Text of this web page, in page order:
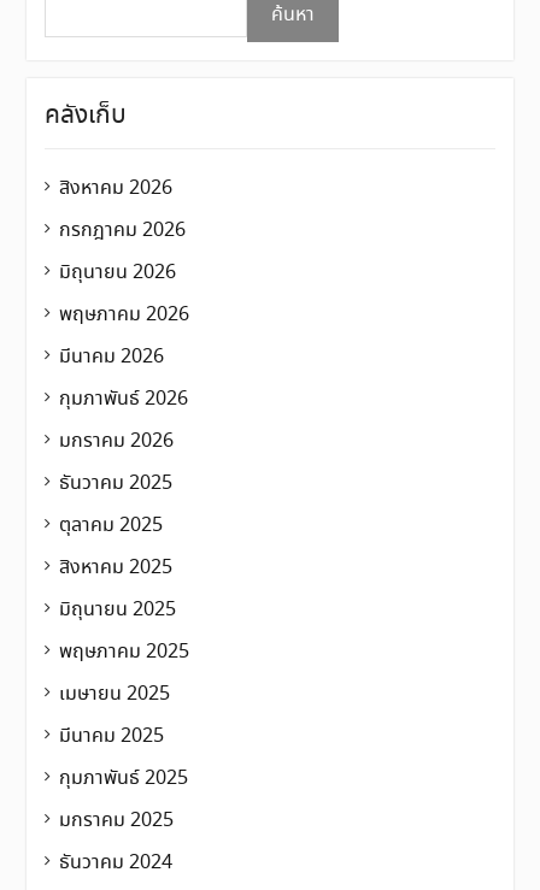
ค้นหา
คลังเก็บ
สิงหาคม 2026
กรกฎาคม 2026
มิถุนายน 2026
พฤษภาคม 2026
มีนาคม 2026
กุมภาพันธ์ 2026
มกราคม 2026
ธันวาคม 2025
ตุลาคม 2025
สิงหาคม 2025
มิถุนายน 2025
พฤษภาคม 2025
เมษายน 2025
มีนาคม 2025
กุมภาพันธ์ 2025
มกราคม 2025
ธันวาคม 2024